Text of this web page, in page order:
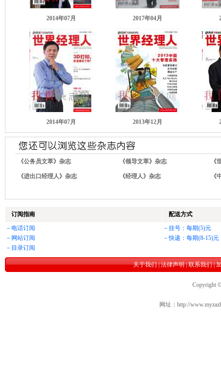
2014年07月 2017年04月
2014年07月 2013年12月
《公务员文萃》杂志 《领导文萃》杂志 《
《进出口经理人》杂志 《经理人》杂志 《